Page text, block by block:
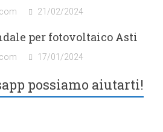
21/02/2024
per fotovoltaico Asti
17/01/2024
possiamo aiutarti!